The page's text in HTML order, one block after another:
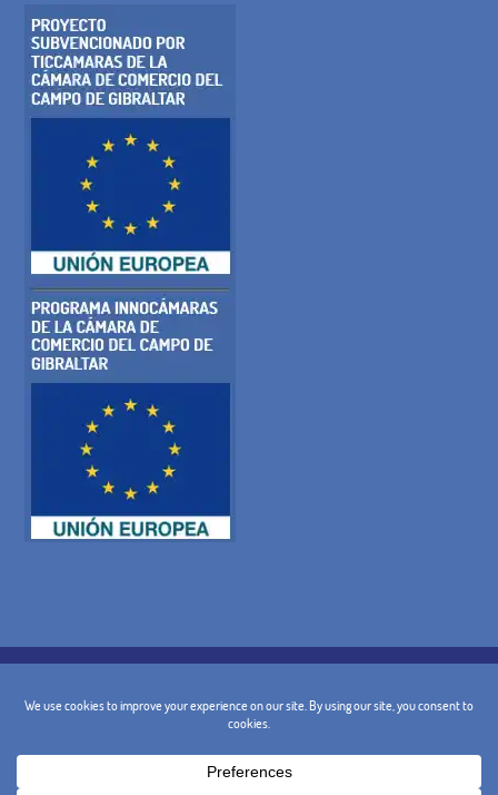
AVIS JURIDIQUE
TERMES ET CONDITIONS GÉNÉRALES
POLITIQUE D'ANNULATION